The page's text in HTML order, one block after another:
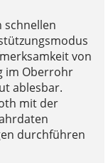
schnellen
von
im Oberrohr
ablesbar.
mit der
durchführen